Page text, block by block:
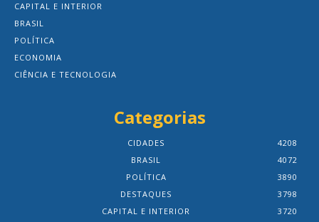
CAPITAL E INTERIOR
BRASIL
POLÍTICA
ECONOMIA
CIÊNCIA E TECNOLOGIA
Categorias
CIDADES
4208
BRASIL
4072
POLÍTICA
3890
DESTAQUES
3798
CAPITAL E INTERIOR
3720